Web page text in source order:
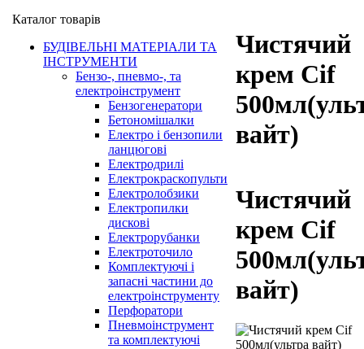
Каталог товарів
БУДІВЕЛЬНІ МАТЕРІАЛИ ТА
ІНСТРУМЕНТИ
Бензо-, пневмо-, та
електроінструмент
Бензогенератори
Бетономішалки
Електро і бензопили
ланцюгові
Електродрилі
Електрокраскопульти
Електролобзики
Електропилки
дискові
Електрорубанки
Електроточило
Комплектуючі і
запасні частини до
електроінструменту
Перфоратори
Пневмоінструмент
та комплектуючі
Чистячий
крем Cif
вайт)
Чистячий
крем Cif
вайт)